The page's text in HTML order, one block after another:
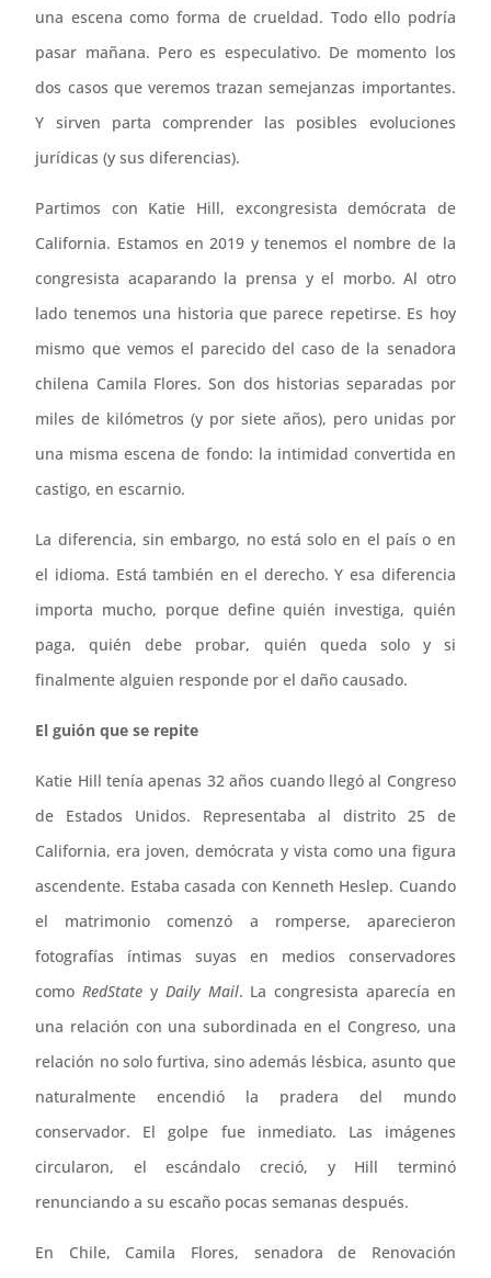
una escena como forma de crueldad. Todo ello podría
pasar mañana. Pero es especulativo. De momento los
dos casos que veremos trazan semejanzas importantes.
Y sirven parta comprender las posibles evoluciones
jurídicas (y sus diferencias).
Partimos con Katie Hill, excongresista demócrata de
California. Estamos en 2019 y tenemos el nombre de la
congresista acaparando la prensa y el morbo. Al otro
lado tenemos una historia que parece repetirse. Es hoy
mismo que vemos el parecido del caso de la senadora
chilena Camila Flores. Son dos historias separadas por
miles de kilómetros (y por siete años), pero unidas por
una misma escena de fondo: la intimidad convertida en
castigo, en escarnio.
La diferencia, sin embargo, no está solo en el país o en
el idioma. Está también en el derecho. Y esa diferencia
importa mucho, porque define quién investiga, quién
paga, quién debe probar, quién queda solo y si
finalmente alguien responde por el daño causado.
El guión que se repite
Katie Hill tenía apenas 32 años cuando llegó al Congreso
de Estados Unidos. Representaba al distrito 25 de
California, era joven, demócrata y vista como una figura
ascendente. Estaba casada con Kenneth Heslep. Cuando
el matrimonio comenzó a romperse, aparecieron
fotografías íntimas suyas en medios conservadores
comoRedState y Daily Mail. La congresista aparecía en
una relación con una subordinada en el Congreso, una
relación no solo furtiva, sino además lésbica, asunto que
naturalmente encendió la pradera del mundo
conservador. El golpe fue inmediato. Las imágenes
circularon, el escándalo creció, y Hill terminó
renunciando a su escaño pocas semanas después.
En Chile, Camila Flores, senadora de Renovación